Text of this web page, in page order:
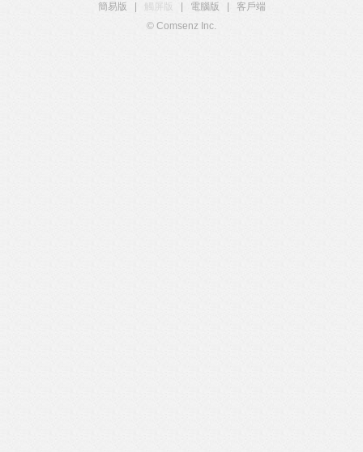
簡易版
觸屏版 電腦版
客戶端
© Comsenz Inc.